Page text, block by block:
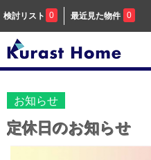
検討リスト 0 最近見た物件 0
お知らせ
定休日のお知らせ